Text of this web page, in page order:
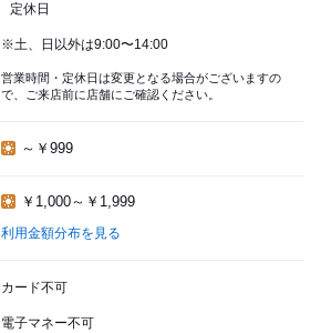
定休日
※土、日以外は9:00〜14:00
営業時間・定休日は変更となる場合がございますの
で、ご来店前に店舗にご確認ください。
～￥999
￥1,000～￥1,999
利用金額分布を見る
カード不可
電子マネー不可